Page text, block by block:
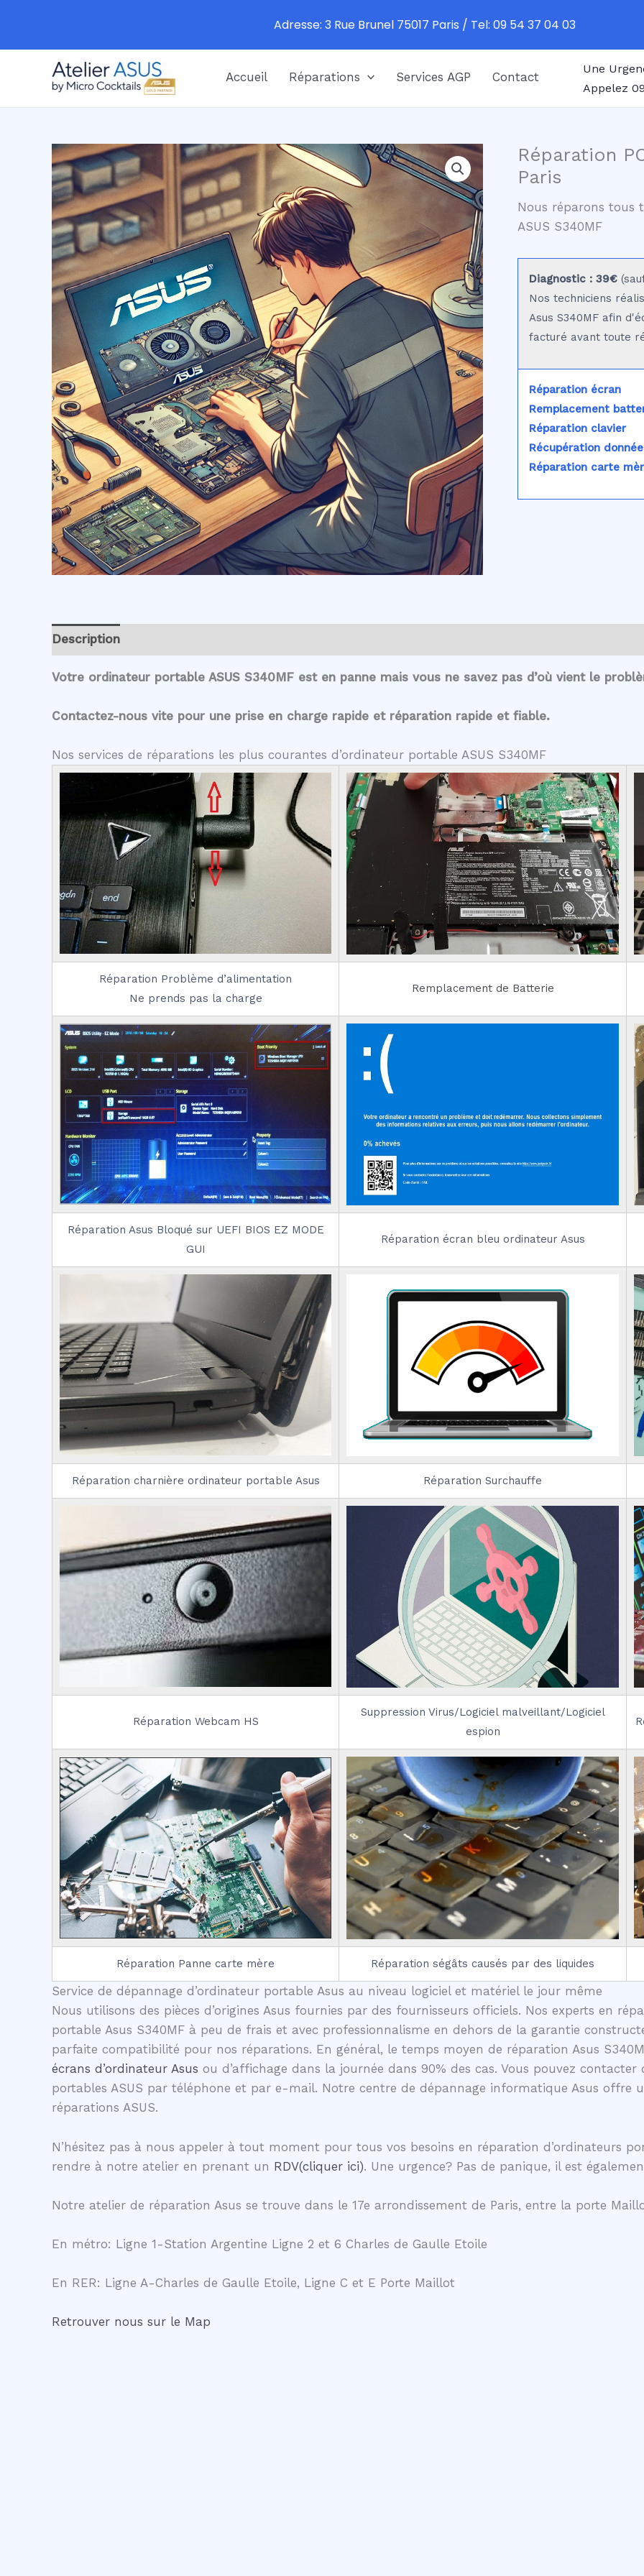
Accueil Réparations Services AGP Contact
Une
Appelez
Réparation
Paris
Nous réparons tous
ASUS S340MF
Diagnostic : 39€
Nos techniciens
Asus S340MF afin
facturé avant toute
Réparation écran
Remplacement
Réparation clavier
Récupération donnée
Réparation carte
Description
Votre ordinateur portable ASUS S340MF est en panne mais vous ne savez pas d’où vient le
Contactez-nous vite pour une prise en charge rapide et réparation rapide et fiable.
Nos services de réparations les plus courantes d’ordinateur portable ASUS S340MF
Réparation Problème d’alimentation
Ne prends pas la charge
Remplacement de Batterie
Réparation Asus Bloqué sur UEFI BIOS EZ MODE
GUI
Réparation écran bleu ordinateur Asus
Réparation charnière ordinateur portable Asus Réparation Surchauffe
Réparation Webcam HS
Suppression Virus/Logiciel malveillant/Logiciel
espion
Réparation Panne carte mère Réparation ségâts causés par des liquides
Service de dépannage d’ordinateur portable Asus au niveau logiciel et matériel le jour même
Nous utilisons des pièces d’origines Asus fournies par des fournisseurs officiels. Nos experts en
portable Asus S340MF à peu de frais et avec professionnalisme en dehors de la garantie
parfaite compatibilité pour nos réparations. En général, le temps moyen de réparation Asus
écrans d’ordinateur Asus ou d’affichage dans la journée dans 90% des cas. Vous pouvez
portables ASUS par téléphone et par e-mail. Notre centre de dépannage informatique Asus offre
réparations ASUS.
N’hésitez pas à nous appeler à tout moment pour tous vos besoins en réparation d’ordinateurs
rendre à notre atelier en prenant un RDV(cliquer ici). Une urgence? Pas de panique, il est
Notre atelier de réparation Asus se trouve dans le 17e arrondissement de Paris, entre la porte
En métro: Ligne 1-Station Argentine Ligne 2 et 6 Charles de Gaulle Etoile
En RER: Ligne A-Charles de Gaulle Etoile, Ligne C et E Porte Maillot
Retrouver nous sur le Map
Adresse: 3 Rue Brunel 75017 Paris / Tel: 09 54 37 04 03